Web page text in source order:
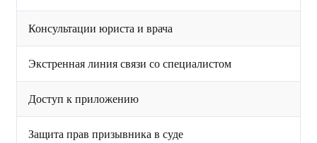
Консультации юриста и врача
Экстренная линия связи со специалистом
Доступ к приложению
Защита прав призывника в суде